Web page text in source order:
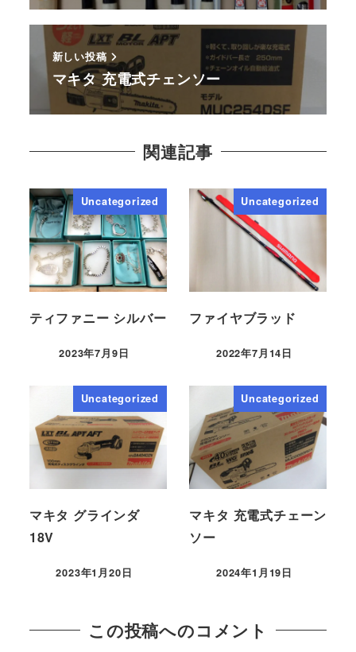
新しい投稿
マキタ 充電式チェンソー
関連記事
Uncategorized
ティファニー シルバー
2023年7月9日
Uncategorized
ファイヤブラッド
2022年7月14日
Uncategorized
マキタ グラインダ
18V
2023年1月20日
Uncategorized
マキタ 充電式チェーン
ソー
2024年1月19日
この投稿へのコメント